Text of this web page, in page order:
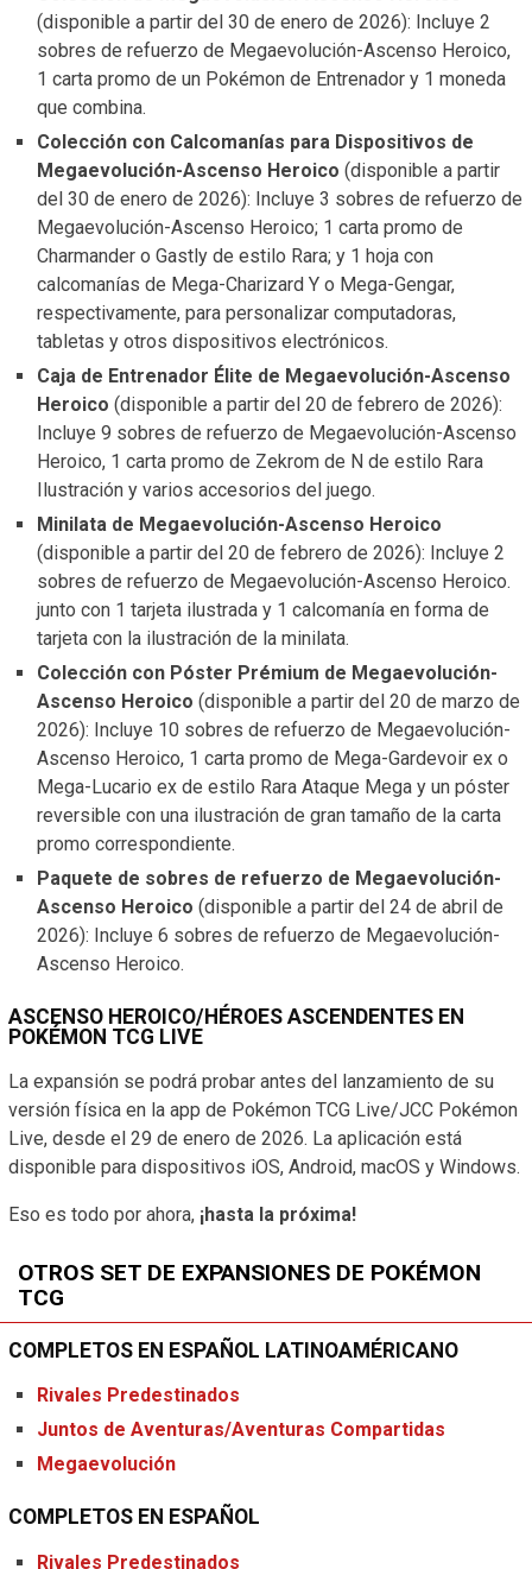
(disponible a partir del 30 de enero de 2026): Incluye 2
sobres de refuerzo de Megaevolución-Ascenso Heroico,
1 carta promo de un Pokémon de Entrenador y 1 moneda
que combina.
Colección con Calcomanías para Dispositivos de
Megaevolución-Ascenso Heroico (disponible a partir
del 30 de enero de 2026): Incluye 3 sobres de refuerzo de
Megaevolución-Ascenso Heroico; 1 carta promo de
Charmander o Gastly de estilo Rara; y 1 hoja con
calcomanías de Mega-Charizard Y o Mega-Gengar,
respectivamente, para personalizar computadoras,
tabletas y otros dispositivos electrónicos.
Caja de Entrenador Élite de Megaevolución-Ascenso
Heroico (disponible a partir del 20 de febrero de 2026):
Incluye 9 sobres de refuerzo de Megaevolución-Ascenso
Heroico, 1 carta promo de Zekrom de N de estilo Rara
Ilustración y varios accesorios del juego.
Minilata de Megaevolución-Ascenso Heroico
(disponible a partir del 20 de febrero de 2026): Incluye 2
sobres de refuerzo de Megaevolución-Ascenso Heroico.
junto con 1 tarjeta ilustrada y 1 calcomanía en forma de
tarjeta con la ilustración de la minilata.
Colección con Póster Prémium de Megaevolución-
Ascenso Heroico (disponible a partir del 20 de marzo de
2026): Incluye 10 sobres de refuerzo de Megaevolución-
Ascenso Heroico, 1 carta promo de Mega-Gardevoir ex o
Mega-Lucario ex de estilo Rara Ataque Mega y un póster
reversible con una ilustración de gran tamaño de la carta
promo correspondiente.
Paquete de sobres de refuerzo de Megaevolución-
Ascenso Heroico (disponible a partir del 24 de abril de
2026): Incluye 6 sobres de refuerzo de Megaevolución-
Ascenso Heroico.
ASCENSO HEROICO/HÉROES ASCENDENTES EN
POKÉMON TCG LIVE
La expansión se podrá probar antes del lanzamiento de su
versión física en la app de Pokémon TCG Live/JCC Pokémon
Live, desde el 29 de enero de 2026. La aplicación está
disponible para dispositivos iOS, Android, macOS y Windows.
Eso es todo por ahora, ¡hasta la próxima!
OTROS SET DE EXPANSIONES DE POKÉMON
TCG
COMPLETOS EN ESPAÑOL LATINOAMÉRICANO
Rivales Predestinados
Juntos de Aventuras/Aventuras Compartidas
Megaevolución
COMPLETOS EN ESPAÑOL
Rivales Predestinados